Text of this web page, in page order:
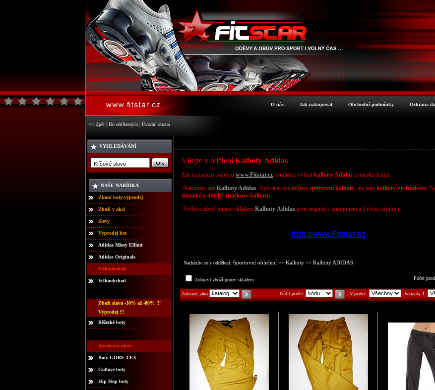
O nás Jak nakupovat Obchodní podmínky Ochrana
<< Zpět | Do oblíbených | Úvodní strana
VYHLEDÁVÁNÍ
NAŠE NABÍDKA
Zimní boty-výprodej
Zboží v akci
Slevy
Výprodej bot
Adidas Missy Elliott
Adidas Originals
Velkoobchod
Velkoobchod
Zboží slava -30% až -80% !!!
Výprodej !!!
Běžecké boty
Sportovní obuv
Boty GORE-TEX
Golfove boty
Hip Hop boty
Sportovní oblečení - Kalhoty
Vítejte v oděleníKalhoty Adidas
Zde na našem e-shopu www.Fitstar.cz si můžete vybratkalhoty Adidas z mnoha druhů.
Naleznete zde KalhotyAdidas .Vybrat si zde můžete sportovní kalhoty, ale také kalhoty vycházkové.
dámské a dětské značkove kalhoty.
Veškere zboží máme skladem.Kalhoty Adidas jsou original s paragonem a 2 roční zárukou.
http://www.Fitstar.cz
Nacházíte se v oddělení: Sportovní oblečení >> Kalhoty >> Kalhoty ADIDAS
Zobrazit zboží pouze skladem Počet
Zobrazit jako Třídit podle Výrobce Varianty 1